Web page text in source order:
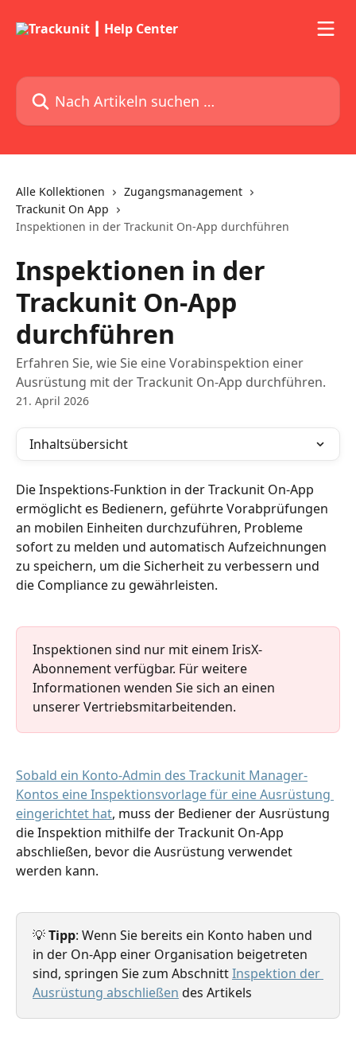
Nach Artikeln suchen …
Alle Kollektionen
Zugangsmanagement
Trackunit On App
Inspektionen in der Trackunit On-App durchführen
Inspektionen in der
Trackunit On-App
durchführen
Erfahren Sie, wie Sie eine Vorabinspektion einer
Ausrüstung mit der Trackunit On-App durchführen.
21. April 2026
Inhaltsübersicht
Die Inspektions-Funktion in der Trackunit On-App
ermöglicht es Bedienern, geführte Vorabprüfungen
an mobilen Einheiten durchzuführen, Probleme
sofort zu melden und automatisch Aufzeichnungen
zu speichern, um die Sicherheit zu verbessern und
die Compliance zu gewährleisten.
Inspektionen sind nur mit einem IrisX-
Abonnement verfügbar. Für weitere
Informationen wenden Sie sich an einen
unserer Vertriebsmitarbeitenden.
Sobald ein Konto-Admin des Trackunit Manager-
Kontos eine Inspektionsvorlage für eine Ausrüstung
eingerichtet hat, muss der Bediener der Ausrüstung
die Inspektion mithilfe der Trackunit On-App
abschließen, bevor die Ausrüstung verwendet
werden kann.
💡 Tipp: Wenn Sie bereits ein Konto haben und
in der On-App einer Organisation beigetreten
sind, springen Sie zum Abschnitt Inspektion der
Ausrüstung abschließen des Artikels